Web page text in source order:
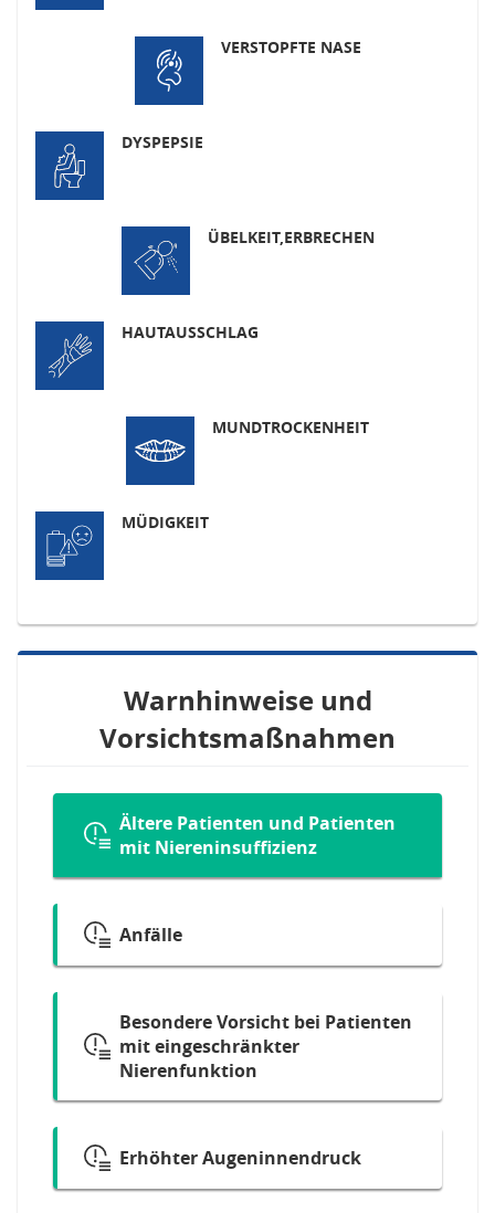
VERSTOPFTE NASE
DYSPEPSIE
ÜBELKEIT,ERBRECHEN
HAUTAUSSCHLAG
MUNDTROCKENHEIT
MÜDIGKEIT
Warnhinweise und
Vorsichtsmaßnahmen
Ältere Patienten und Patienten
mit Niereninsuffizienz
Anfälle
Besondere Vorsicht bei Patienten
mit eingeschränkter
Nierenfunktion
Erhöhter Augeninnendruck